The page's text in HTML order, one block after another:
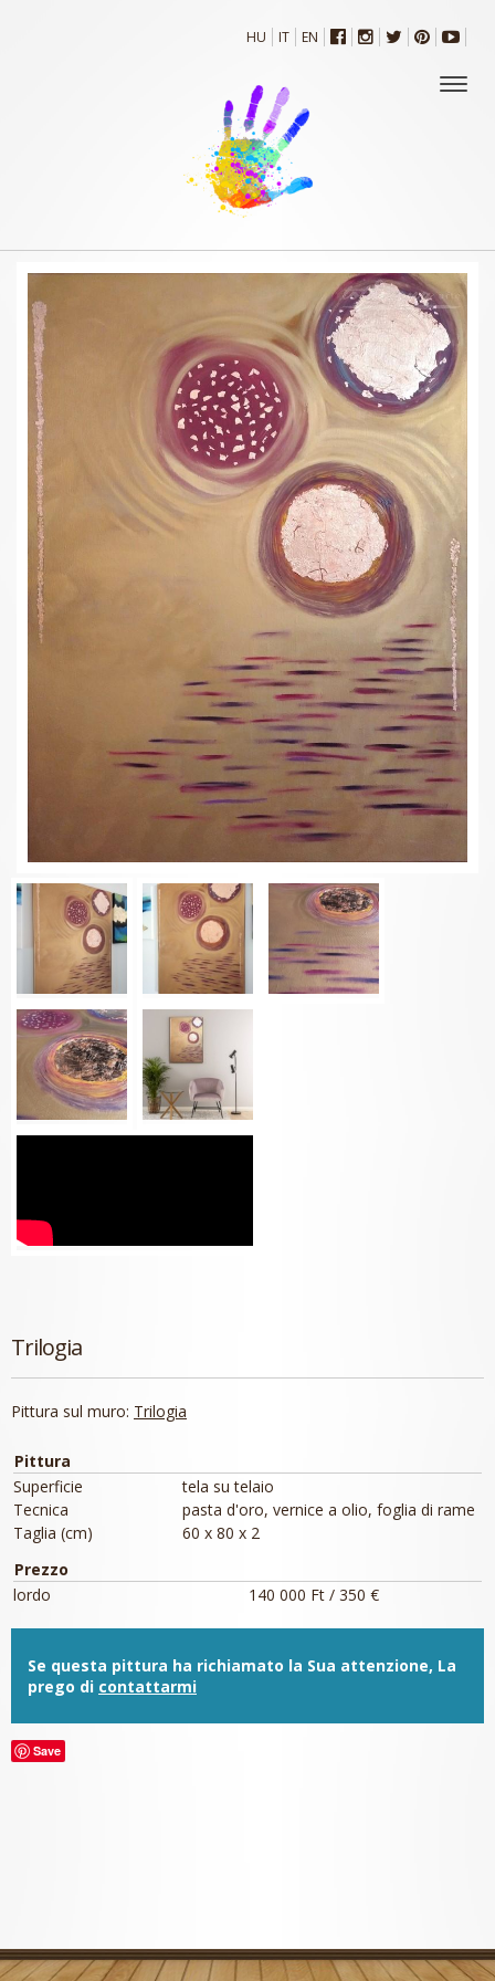
HU IT EN
Trilogia
Pittura sul muro: Trilogia
Pittura
Superficie
tela su telaio
Tecnica
pasta d'oro, vernice a olio, foglia di rame
Taglia (cm)
60 x 80 x 2
Prezzo
lordo
140 000 Ft / 350 €
Se questa pittura ha richiamato la Sua attenzione, La
prego di contattarmi
Save